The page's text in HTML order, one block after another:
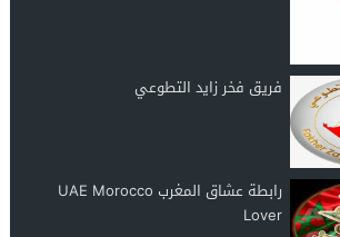
فريق فخر زايد التطوعي
رابطة عشاق المغرب UAE Morocco
Lover